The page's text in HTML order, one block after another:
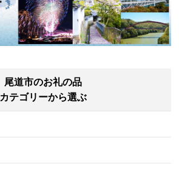
尾道市のお礼の品
カテゴリーから選ぶ